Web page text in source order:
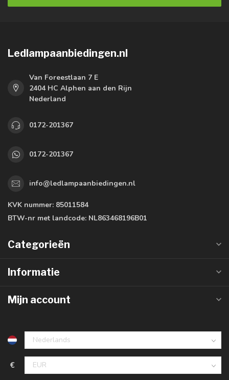
Ledlampaanbiedingen.nl
Van Foreestlaan 7 E
2404 HC Alphen aan den Rijn
Nederland
0172-201367
0172-201367
info@ledlampaanbiedingen.nl
KVK nummer: 85011584
BTW-nr met landcode: NL863468196B01
Categorieën
Informatie
Mijn account
€